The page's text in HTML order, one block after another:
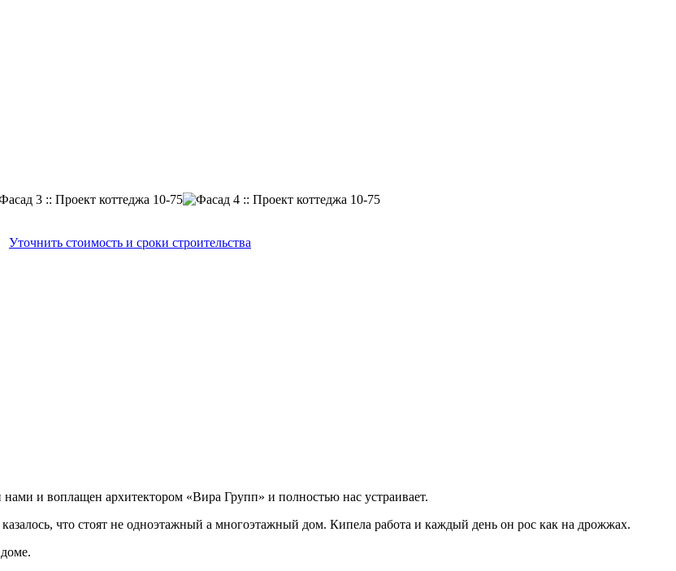
Уточнить стоимость и сроки строительства
и воплащен архитектором «Вира Групп» и полностью нас устраивает.
что стоят не одноэтажный а многоэтажный дом. Кипела работа и каждый день он рос как на дрожжах.